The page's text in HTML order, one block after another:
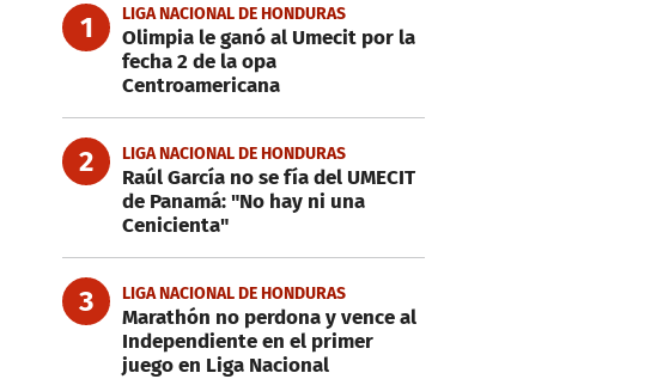
1 LIGA NACIONAL DE HONDURAS
Olimpia le ganó al Umecit por la
fecha 2 de la opa
Centroamericana
2 LIGA NACIONAL DE HONDURAS
Raúl García no se fía del UMECIT
de Panamá: "No hay ni una
Cenicienta"
3 LIGA NACIONAL DE HONDURAS
Marathón no perdona y vence al
Independiente en el primer
juego en Liga Nacional